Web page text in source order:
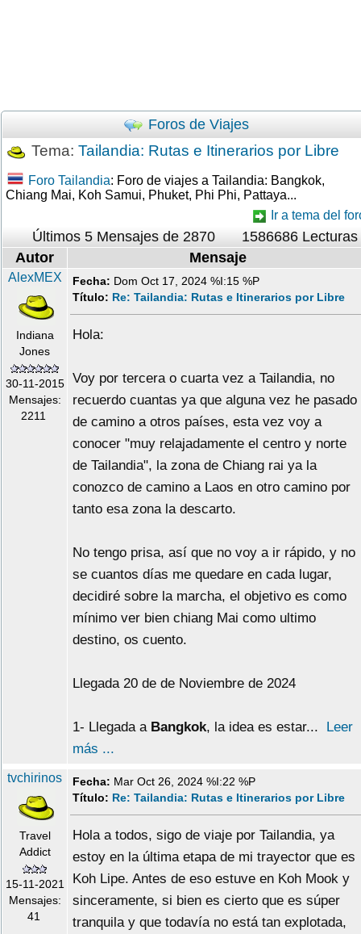
Foros de Viajes
Tema: Tailandia: Rutas e Itinerarios por Libre
Foro Tailandia: Foro de viajes a Tailandia: Bangkok,
Chiang Mai, Koh Samui, Phuket, Phi Phi, Pattaya...
Ir a tema del
Últimos 5 Mensajes de 2870
1586686 Lecturas
Autor
Mensaje
AlexMEX
Indiana
Jones
30-11-2015
Mensajes:
2211
Fecha: Dom Oct 17, 2024 %I:15 %P
Título: Re: Tailandia: Rutas e Itinerarios por Libre
Hola:
Voy por tercera o cuarta vez a Tailandia, no
recuerdo cuantas ya que alguna vez he pasado
de camino a otros países, esta vez voy a
conocer "muy relajadamente el centro y norte
de Tailandia", la zona de Chiang rai ya la
conozco de camino a Laos en otro camino por
tanto esa zona la descarto.
No tengo prisa, así que no voy a ir rápido, y no
se cuantos días me quedare en cada lugar,
decidiré sobre la marcha, el objetivo es como
mínimo ver bien chiang Mai como ultimo
destino, os cuento.
Llegada 20 de de Noviembre de 2024
1- Llegada a Bangkok, la idea es estar... Leer
más ...
tvchirinos
Travel
Addict
15-11-2021
Mensajes:
41
Fecha: Mar Oct 26, 2024 %I:22 %P
Título: Re: Tailandia: Rutas e Itinerarios por Libre
Hola a todos, sigo de viaje por Tailandia, ya
estoy en la última etapa de mi trayector que es
Koh Lipe. Antes de eso estuve en Koh Mook y
sinceramente, si bien es cierto que es súper
tranquila y que todavía no está tan explotada,